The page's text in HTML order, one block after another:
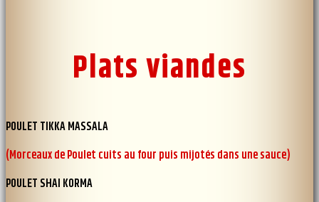
Plats viandes
POULET TIKKA MASSALA
(Morceaux de Poulet cuits au four puis mijotés dans une sauce)
POULET SHAI KORMA